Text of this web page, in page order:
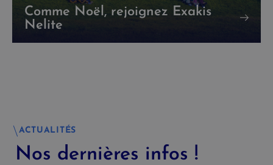
Comme Noël, rejoignez Exakis
Nelite
ACTUALITÉS
Nos dernières infos !